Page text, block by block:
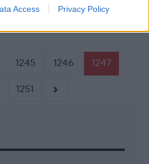
Access Privacy Policy
1245 1246 1247
1251